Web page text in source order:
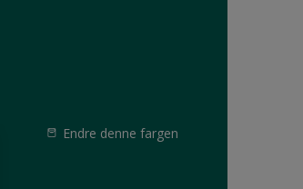
Endre denne fargen